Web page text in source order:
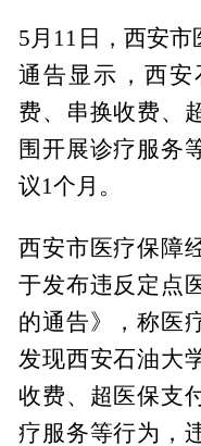
5月11日，西安市
通告显示，西
费、串换收费、
围开展诊疗服务
议1个月。
西安市医疗保障
于发布违反定点
的通告》，称医
发现西安石油大
收费、超医保支
疗服务等行为，